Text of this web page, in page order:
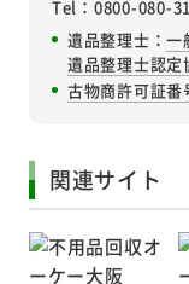
Tel：0800-080-
遺品整理士：一
遺品整理士認定
古物商許可証番
関連サイト